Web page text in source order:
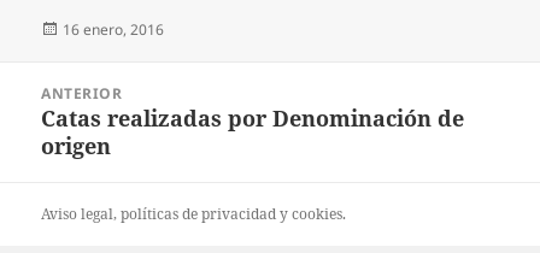
Publicado
16 enero, 2016
entradas
ANTERIOR
Entrada
anterior:
Catas realizadas por Denominación de
origen
Aviso legal, políticas deprivacidadycookies.